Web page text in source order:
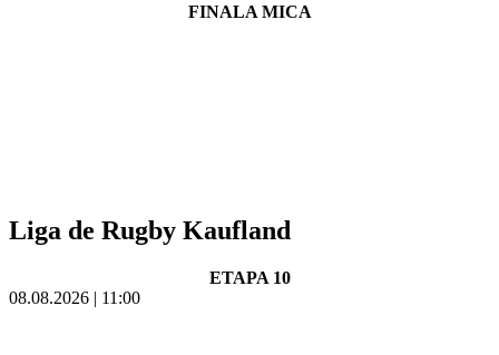
FINALA MICA
Liga de Rugby Kaufland
ETAPA 10
08.08.2026 | 11:00